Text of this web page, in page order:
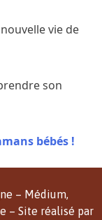
vie de
son
bébés !
– Médium,
– Site réalisé par